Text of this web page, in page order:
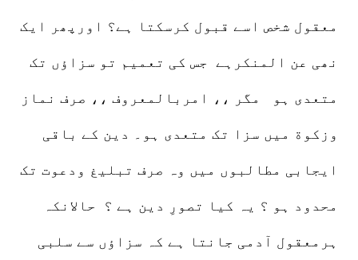
معقول شخص اسے قبول کرسکتا ہے؟ اورپھر ایک
نھی عن المنکرہے جس کی تعمیم تو سزاؤں تک
متعدی ہو مگر ،، امربالمعروف ،، صرف نماز
وزکوة میں سزا تک متعدی ہو۔ دین کے باقی
ایجابی مطالبوں میں وہ صرف تبلیغ ودعوت تک
محدود ہو ؟ یہ کیا تصورِ دین ہے ؟ حالانکہ
ہرمعقول آدمی جانتا ہے کہ سزاؤں سے سلبی